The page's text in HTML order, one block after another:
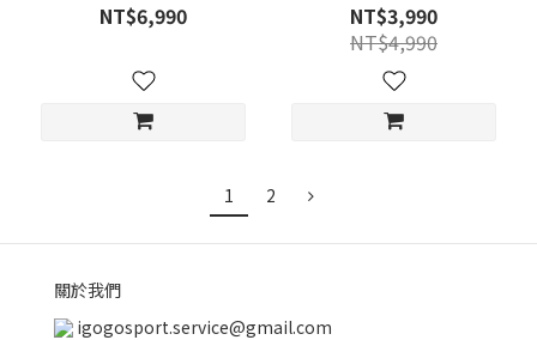
NT$6,990
NT$3,990
NT$4,990
1 2
關於我們
igogosport.service@gmail.com